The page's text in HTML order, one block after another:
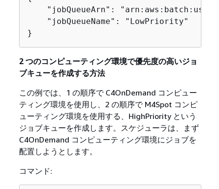
"jobQueueArn": "arn:aws:batch:us-
    "jobQueueName": "LowPriority"
}
2 つのコンピューティング環境で優先度の高いジョ
ブキューを作成する方法
この例では、1 の順序で C4OnDemand コンピュー
ティング環境を使用し、2 の順序で M4Spot コンピ
ューティング環境を使用する、HighPriority という
ジョブキューを作成します。スケジューラは、まず
C4OnDemand コンピューティング環境にジョブを
配置しようとします。
コマンド: